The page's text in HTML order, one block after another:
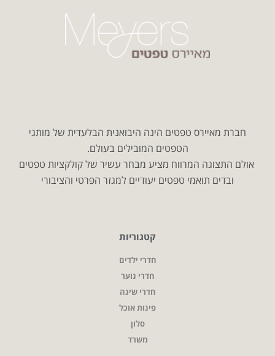
חברת מאיירס טפטים הינה היבואנית הבלעדית של מותגי
הטפטים המובילים בעולם.
אולם התצוגה המרווח מציע מבחר עשיר של קולקציות טפטים
ובדים תואמי טפטים יעודיים למגזר הפרטי והציבורי
קטגוריות
חדרי ילדים
חדרי נוער
חדרי שינה
פינות אוכל
סלון
משרד